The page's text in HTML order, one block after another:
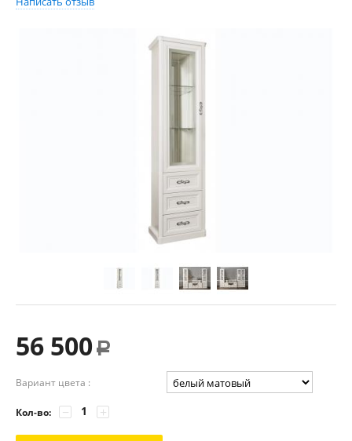
56 500 Р
Вариант цвета :
Кол-во: +
−